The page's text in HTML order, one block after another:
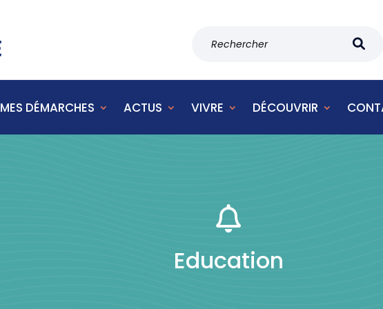
MES DÉMARCHES ACTUS VIVRE DÉCOUVRIR

Education